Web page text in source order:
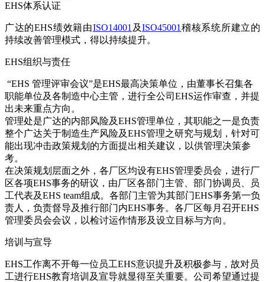
EHS体系认证
广达的EHS绩效籍由ISO14001 及ISO45001 稽核系统所建立的
持续改善管理模式，得以持续提升。
EHS组织与责任
“EHS 管理评审会议”是EHS最高决策单位，由董事长召集各
职能单位及各制造中心主管，进行全公司EHS运作审查，并提
出未来重点方向。
管理处是广达的内部风险及EHS管理单位，其职能之一是负责
整个广达关于制造生产风险及EHS管理之研究与规划，针对可
能出现冲击政策规划的方面提出相关建议，以供管理决策参
考。
在决策规划层面之外，各厂区均设有EHS管理委员会，进行厂
区各项EHS事务的研议，由厂区各部门主管、部门协调员、员
工代表及EHS team组成。各部门主管为其部门EHS事务第一负
责人，负责督导及推行部门内EHS事务。各厂区每月召开EHS
管理委员会会议，以检讨运作情形及设立目标与方向。
培训与宣导
EHS工作离不开每一位员工EHS意识提升及积极参与，故对员
工进行EHS教育培训及宣导就显得至关重要。公司希望通过提